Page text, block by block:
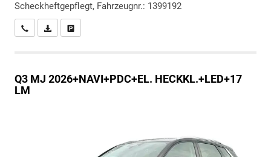
Scheckheftgepflegt, Fahrzeugnr.: 1399192
Wir rufen Sie anPDF-Datei, Fahrzeugexposé drucken
Q3 MJ 2026+NAVI+PDC+EL. HECKKL.+LED+17
LM